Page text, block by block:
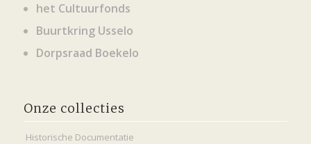
het Cultuurfonds
Buurtkring Usselo
Dorpsraad Boekelo
Onze collecties
Historische Documentatie